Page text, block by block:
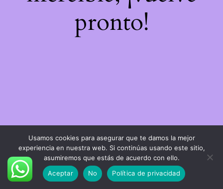
pronto!
Usamos cookies para asegurar que te damos la mejor
experiencia en nuestra web. Si continúas usando este sitio,
asumiremos que estás de acuerdo con ello.
Aceptar
No Política de privacidad